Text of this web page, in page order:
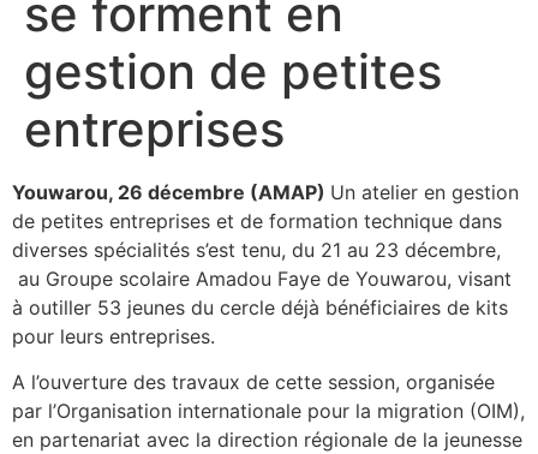
se forment en
gestion de petites
entreprises
Youwarou, 26 décembre (AMAP) Un atelier en gestion
de petites entreprises et de formation technique dans
diverses spécialités s’est tenu, du 21 au 23 décembre,
au Groupe scolaire Amadou Faye de Youwarou, visant
à outiller 53 jeunes du cercle déjà bénéficiaires de kits
pour leurs entreprises.
A l’ouverture des travaux de cette session, organisée
par l’Organisation internationale pour la migration (OIM),
en partenariat avec la direction régionale de la jeunesse